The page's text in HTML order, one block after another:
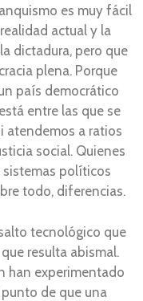
es muy fácil
actual y la
dictadura, pero que
plena. Porque
país democrático
entre las que se
atendemos a ratios
social. Quienes
políticos
todo, diferencias.
tecnológico que
resulta abismal.
han experimentado
de que una